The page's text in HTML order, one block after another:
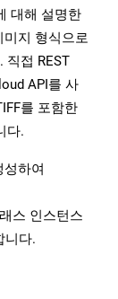
대해 설명한
미지 형식으로
직접 REST
API를 사
를 포함한
다.
성하여
스 인스턴스
니다.